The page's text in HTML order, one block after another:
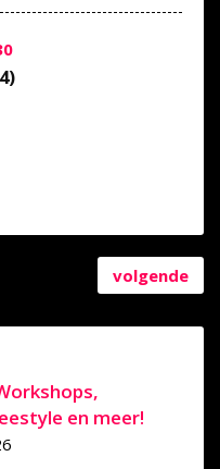
volgende
en meer!